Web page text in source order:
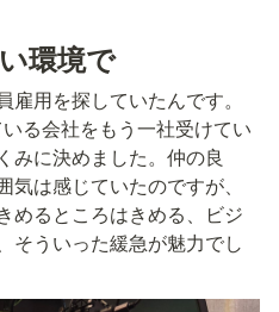
環境で
用を探していたんです。
る会社をもう一社受けてい
みに決めました。仲の良
は感じていたのですが、
めるところはきめる、ビジ
そういった緩急が魅力でし